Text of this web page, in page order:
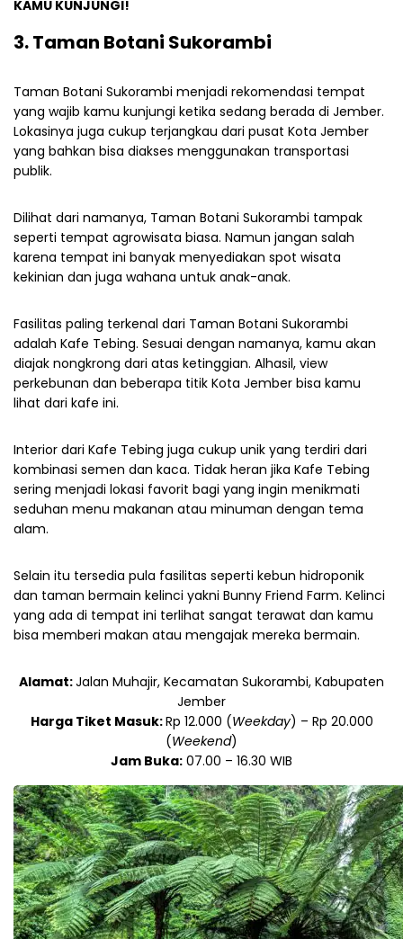
KAMU KUNJUNGI!
3. Taman Botani Sukorambi
Taman Botani Sukorambi menjadi rekomendasi tempat
yang wajib kamu kunjungi ketika sedang berada di Jember.
Lokasinya juga cukup terjangkau dari pusat Kota Jember
yang bahkan bisa diakses menggunakan transportasi
publik.
Dilihat dari namanya, Taman Botani Sukorambi tampak
seperti tempat agrowisata biasa. Namun jangan salah
karena tempat ini banyak menyediakan spot wisata
kekinian dan juga wahana untuk anak-anak.
Fasilitas paling terkenal dari Taman Botani Sukorambi
adalah Kafe Tebing. Sesuai dengan namanya, kamu akan
diajak nongkrong dari atas ketinggian. Alhasil, view
perkebunan dan beberapa titik Kota Jember bisa kamu
lihat dari kafe ini.
Interior dari Kafe Tebing juga cukup unik yang terdiri dari
kombinasi semen dan kaca. Tidak heran jika Kafe Tebing
sering menjadi lokasi favorit bagi yang ingin menikmati
seduhan menu makanan atau minuman dengan tema
alam.
Selain itu tersedia pula fasilitas seperti kebun hidroponik
dan taman bermain kelinci yakni Bunny Friend Farm. Kelinci
yang ada di tempat ini terlihat sangat terawat dan kamu
bisa memberi makan atau mengajak mereka bermain.
Alamat:Jalan Muhajir, Kecamatan Sukorambi, Kabupaten
Jember
Harga Tiket Masuk:Rp 12.000 (Weekday) – Rp 20.000
(Weekend)
Jam Buka: 07.00 – 16.30 WIB